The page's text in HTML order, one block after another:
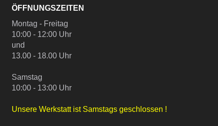
ÖFFNUNGSZEITEN
Montag - Freitag
10:00 - 12:00 Uhr
und
13.00 - 18.00 Uhr
Samstag
10:00 - 13:00 Uhr
Unsere Werkstatt ist Samstags geschlossen !